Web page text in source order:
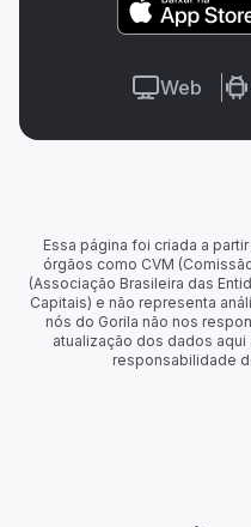
Web
Essa página foi criada a
órgãos como CVM
(Associação Brasileira das
Capitais) e não representa
nós do Gorila não nos
atualização dos dados
responsabilidade